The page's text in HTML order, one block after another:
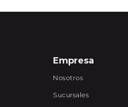
Empresa
Nosotros
Sucursales